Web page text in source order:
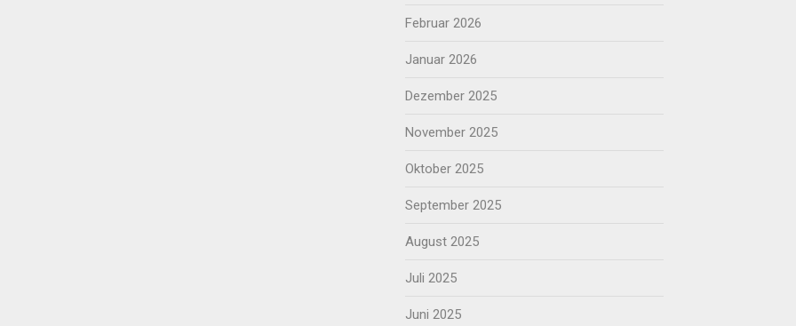
Februar 2026
Januar 2026
Dezember 2025
November 2025
Oktober 2025
September 2025
August 2025
Juli 2025
Juni 2025